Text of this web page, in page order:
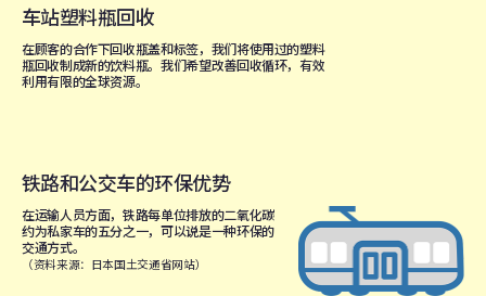
车站塑料瓶回收
在顾客的合作下回收瓶盖和标签，我们将使用过的塑料
瓶回收制成新的饮料瓶。我们希望改善回收循环，有效
利用有限的全球资源。
铁路和公交车的环保优势
在运输人员方面，铁路每单位排放的二氧化碳
约为私家车的五分之一，可以说是一种环保的
交通方式。
（资料来源：日本国土交通省网站）